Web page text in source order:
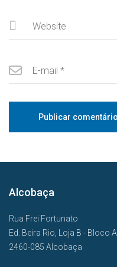
Alcobaça
Rua Frei Fortunato
Ed. Beira Rio, Loja B - Bloco A
2460-085 Alcobaça